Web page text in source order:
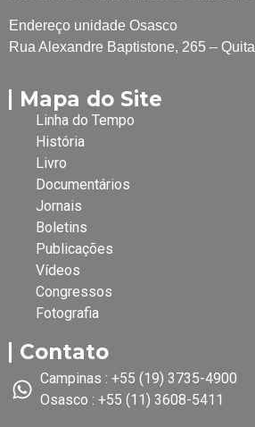
Endereço unidade Osasco
Rua Alexandre Baptistone, 265 –
Mapa do Site
Linha do Tempo
História
Livro
Documentários
Jornais
Boletins
Publicações
Vídeos
Congressos
Fotografia
Contato
Campinas : +55 (19) 3735-4900
Osasco : +55 (11) 3608-5411